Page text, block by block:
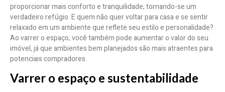
proporcionar mais conforto e tranquilidade, tornando-se um
verdadeiro refúgio. E quem não quer voltar para casa e se sentir
relaxado em um ambiente que reflete seu estilo e personalidade?
Ao varrer o espaço, você também pode aumentar o valor do seu
imóvel, já que ambientes bem planejados são mais atraentes para
potenciais compradores.
Varrer o espaço e sustentabilidade